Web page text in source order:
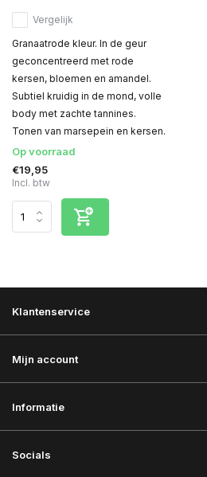
Vergelijk
Granaatrode kleur. In de geur
geconcentreerd met rode
kersen, bloemen en amandel.
Subtiel kruidig in de mond, volle
body met zachte tannines.
Tonen van marsepein en kersen.
Op voorraad
€19,95
Incl. btw
Klantenservice
Mijn account
Informatie
Socials